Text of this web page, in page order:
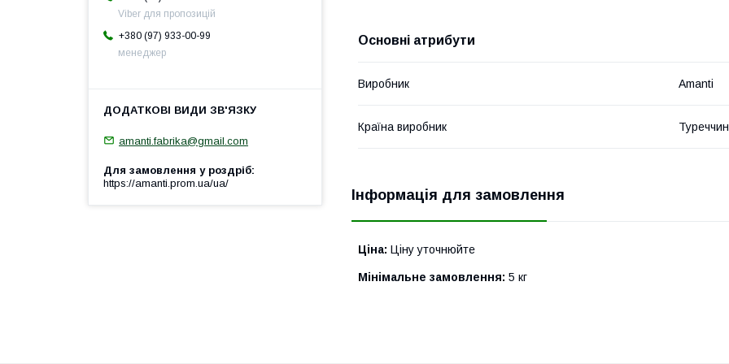
Основні атрибути
Виробник Amanti
Країна виробник
Інформація для замовлення
Ціна: Ціну уточнюйте
Мінімальне замовлення: 5 кг
Viber для пропозицій
+380 (97) 933-00-99
менеджер
amanti.fabrika@gmail.com
Для замовлення у роздріб
https://amanti.prom.ua/ua/